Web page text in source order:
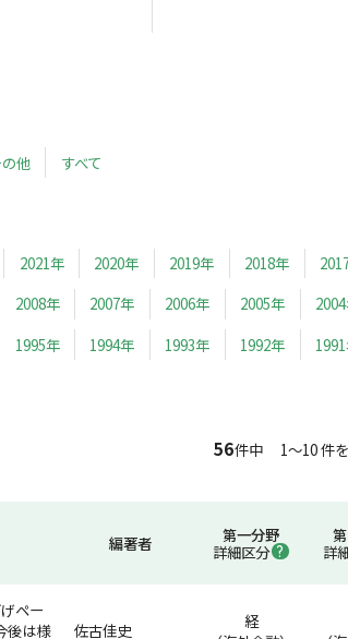
他 すべて
2021年 2020年 2019年 2018年
2008年 2007年 2006年 2005年
1995年 1994年 1993年 1992年
56件中 1～10 件
編著者
第一分野
詳細区分
詳
ペー
後は様
佐古佳史
経